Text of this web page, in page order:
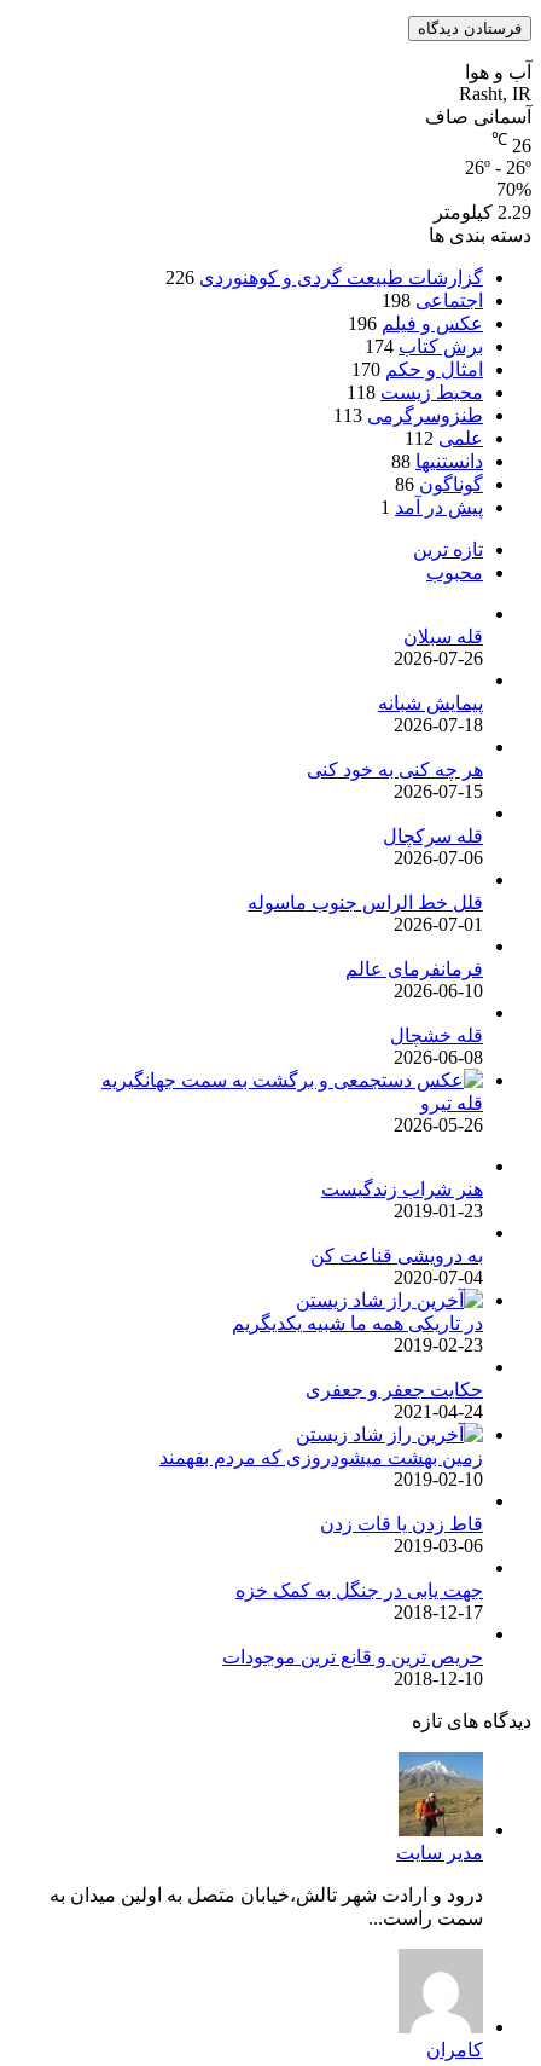
آب و هوا
Rasht, IR
آسمانی صاف
26
℃
26º - 26º
70%
2.29 کیلومتر
دسته بندی ها
گزارشات طبیعت گردی و کوهنوردی 226
اجتماعی 198
عکس و فیلم 196
برش کتاب 174
امثال و حکم 170
محیط زیست 118
طنزوسرگرمی 113
علمی 112
دانستنیها 88
گوناگون 86
پیش در آمد 1
تازه ترین
محبوب
قله سبلان
2026-07-26
پیمایش شبانه
2026-07-18
هر چه کنی به خود کنی
2026-07-15
قله سرکچال
2026-07-06
قلل خط الراس جنوب ماسوله
2026-07-01
فرمانفرمای عالم
2026-06-10
قله خشچال
2026-06-08
قله تیرو
2026-05-26
هنر شراب زندگیست
2019-01-23
به درویشی قناعت کن
2020-07-04
در تاریکی همه ما شبیه یکدیگریم
2019-02-23
حکایت جعفر و جعفری
2021-04-24
زمین بهشت میشودروزی که مردم بفهمند
2019-02-10
قاط زدن یا قات زدن
2019-03-06
جهت یابی در جنگل به کمک خزه
2018-12-17
حریص ترین و قانع ترین موجودات
2018-12-10
دیدگاه های تازه
مدیر سایت
درود و ارادت شهر تالش،خیابان متصل به اولین میدان به
سمت راست...
کامران